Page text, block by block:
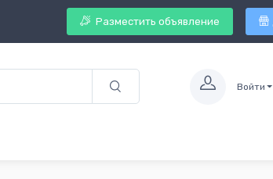
Разместить объявление
Войти